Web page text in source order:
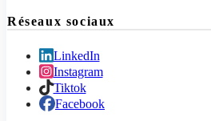
Réseaux sociaux
LinkedIn
Instagram
Tiktok
Facebook